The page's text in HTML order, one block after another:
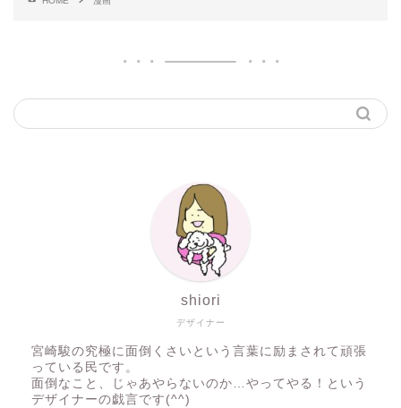
デザイナー
shiori
宮崎駿の究極に面倒くさいという言葉に励まされて頑張
っている民です。
面倒なこと、じゃあやらないのか…やってやる！という
デザイナーの戯言です(^^)